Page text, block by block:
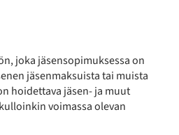
joka jäsensopimuksessa on
jäsenmaksuista tai muista
hoidettava jäsen- ja muut
voimassa olevan